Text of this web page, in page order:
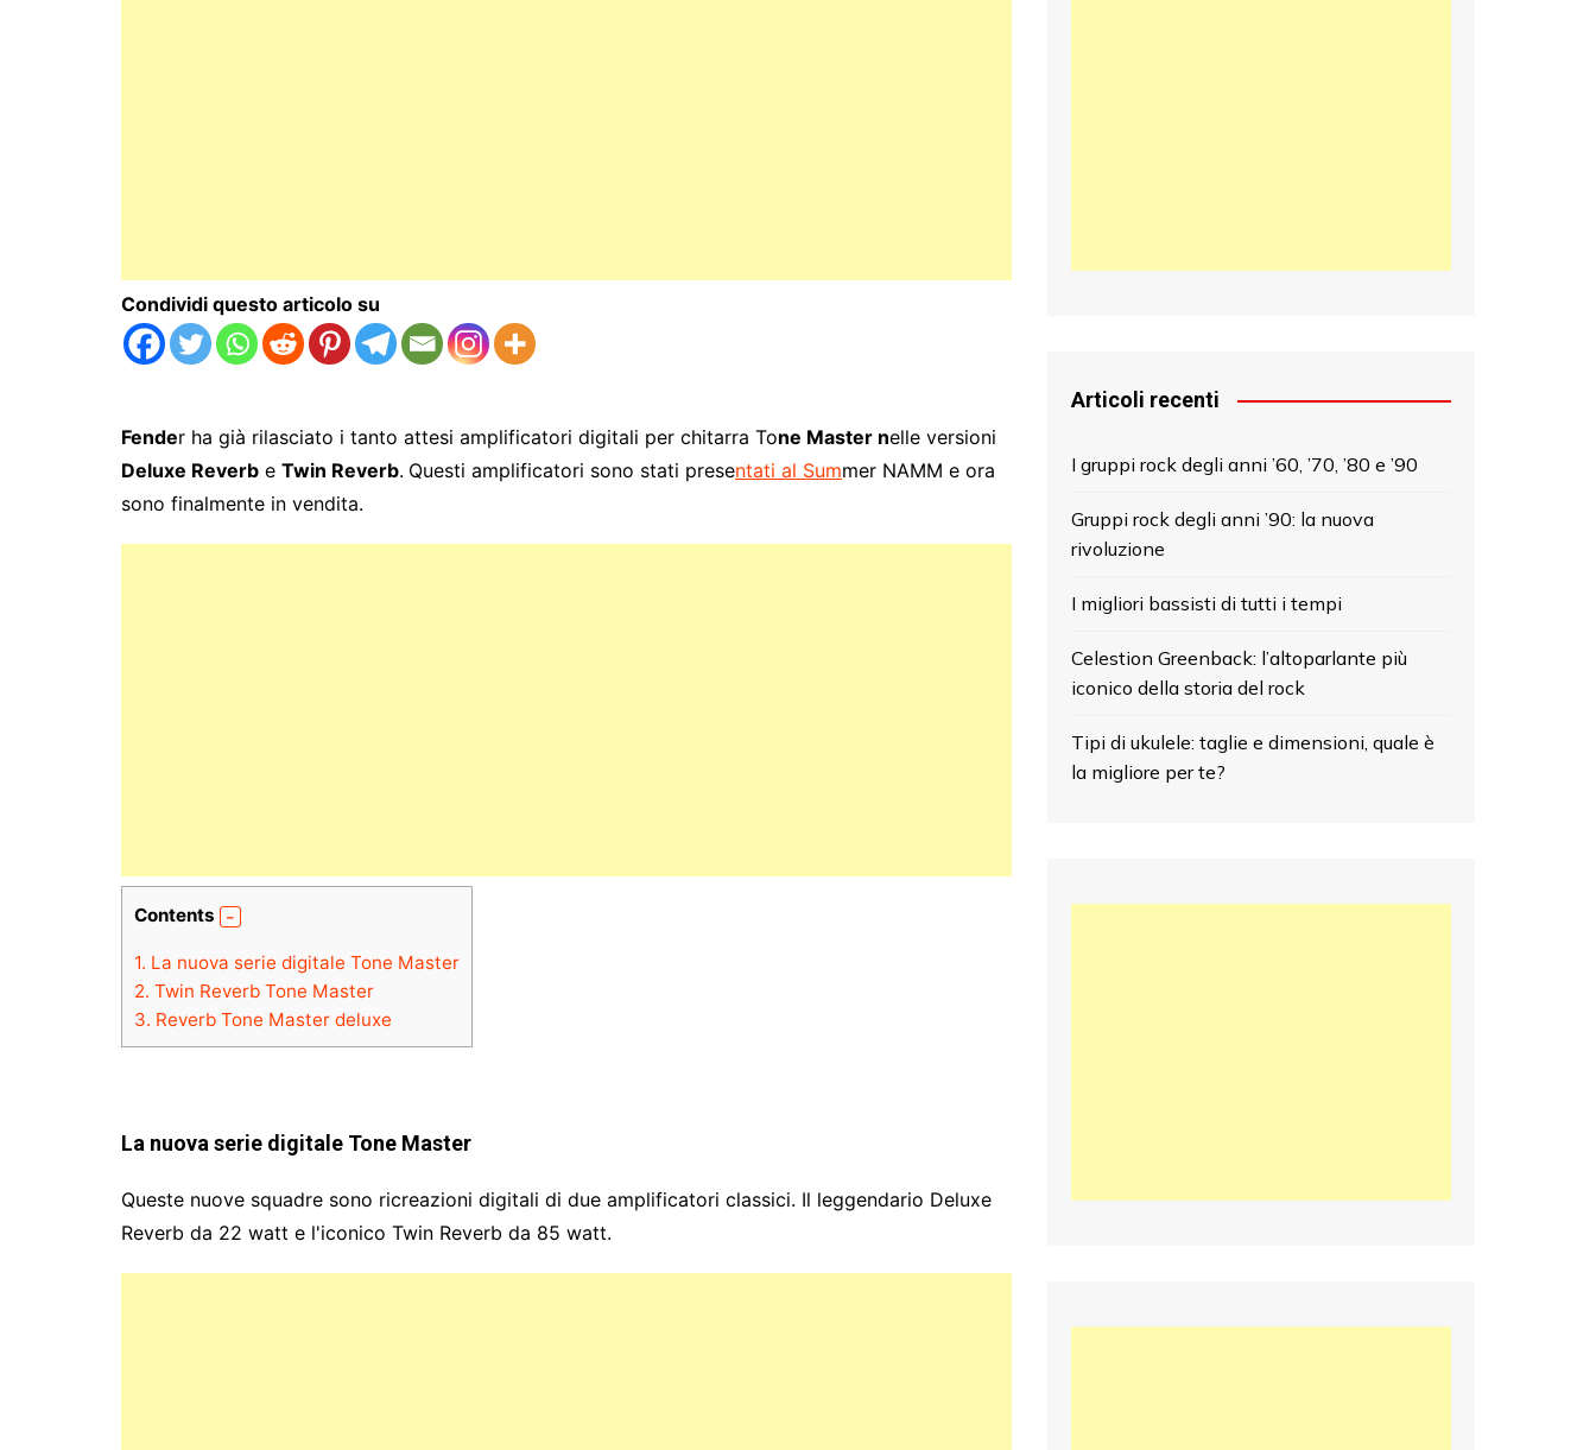
Condividi questo articolo su
Fender ha già rilasciato i tanto attesi amplificatori digitali per chitarra Tone Master nelle versioni
Deluxe Reverb e Twin Reverb. Questi amplificatori sono stati presentati al Summer NAMM e ora
sono finalmente in vendita.
Contents
1. La nuova serie digitale Tone Master
2. Twin Reverb Tone Master
3. Reverb Tone Master deluxe
La nuova serie digitale Tone Master
Queste nuove squadre sono ricreazioni digitali di due amplificatori classici. Il leggendario Deluxe
Reverb da 22 watt e l'iconico Twin Reverb da 85 watt.
Articoli recenti
I gruppi rock degli anni ’60, ’70, ’80 e ’90
Gruppi rock degli anni ’90: la nuova
rivoluzione
I migliori bassisti di tutti i tempi
Celestion Greenback: l’altoparlante più
iconico della storia del rock
Tipi di ukulele: taglie e dimensioni, quale è
la migliore per te?